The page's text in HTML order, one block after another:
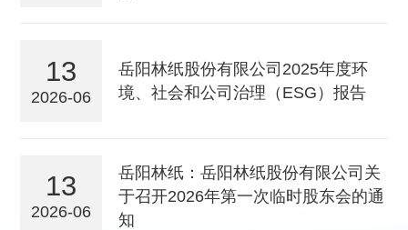
13
2026-06
岳阳林纸股份有限公司2025年度环
境、社会和公司治理（ESG）报告
13
2026-06
岳阳林纸：岳阳林纸股份有限公司关
于召开2026年第一次临时股东会的通
知